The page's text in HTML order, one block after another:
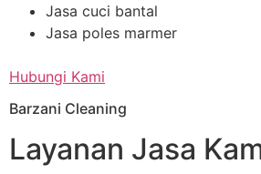
Jasa cuci bantal
Jasa poles marmer
Hubungi Kami
Barzani Cleaning
Layanan Jasa